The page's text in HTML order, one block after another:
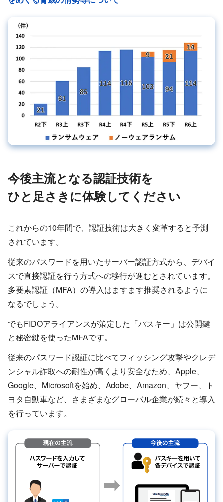
今後主流となる認証技術を
ひと足さきに体験してください
これからの10年間で、認証技術は大きく変革すると予測
されています。
従来のパスワードを用いたサーバー認証方式から、デバイ
スで直接認証を行う方式への移行が進むとされています。
多要素認証（MFA）の導入はますます推奨されるように
なるでしょう。
でもFIDOアライアンスが策定した「パスキー」は公開鍵
と秘密鍵を使ったMFAです。
従来のパスワード認証に比べてフィッシング攻撃やクレデ
ンシャル詐取への耐性が高くより安全なため、Apple、
Google、Microsoftを始め、Adobe、Amazon、ヤフー、ト
ヨタ自動車など、さまざまなグローバル企業が続々と導入
を行っています。